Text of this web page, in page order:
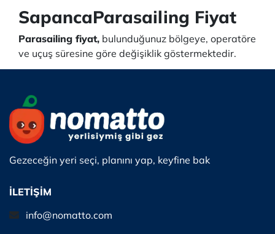
SapancaParasailing Fiyat
Parasailing fiyat, bulunduğunuz bölgeye, operatöre
ve uçuş süresine göre değişiklik göstermektedir.
Gezeceğin yeri seçi, planını yap, keyfine bak
İLETİŞİM
info@nomatto.com